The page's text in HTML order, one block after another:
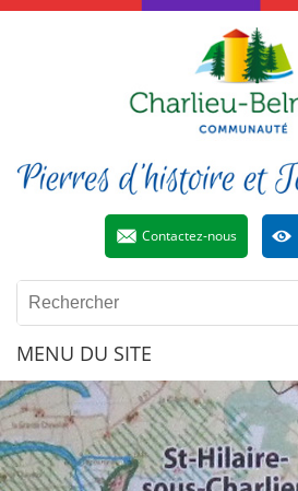
Contactez-nous
MENU DU SITE